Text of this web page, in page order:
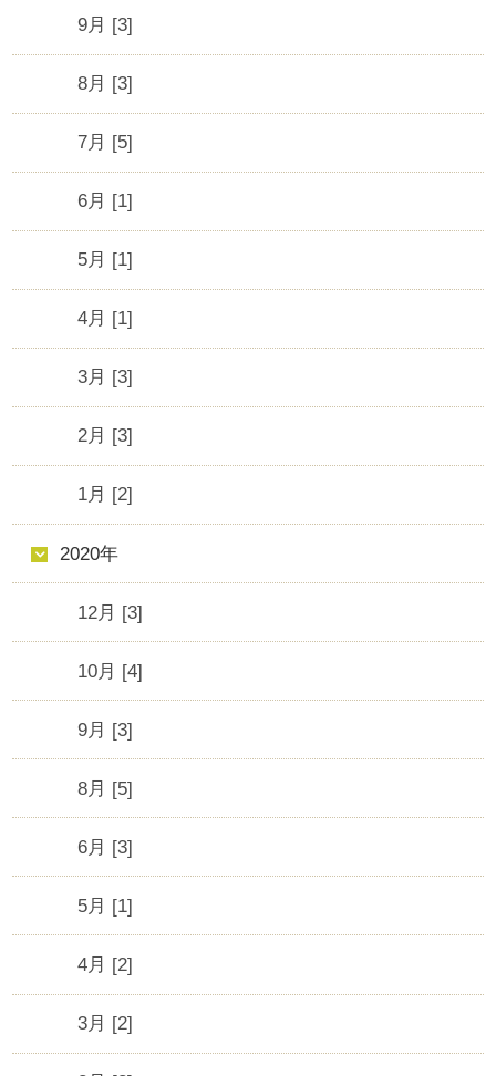
9月 [3]
8月 [3]
7月 [5]
6月 [1]
5月 [1]
4月 [1]
3月 [3]
2月 [3]
1月 [2]
2020年
12月 [3]
10月 [4]
9月 [3]
8月 [5]
6月 [3]
5月 [1]
4月 [2]
3月 [2]